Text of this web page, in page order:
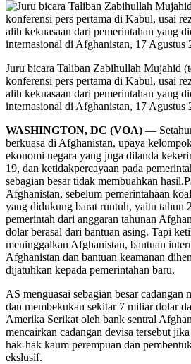
Juru bicara Taliban Zabihullah Mujahid
konferensi pers pertama di Kabul, usai
alih kekuasaan dari pemerintahan yang
internasional di Afghanistan, 17 Agustus
WASHINGTON, DC (VOA) —
berkuasa di Afghanistan, upaya
ekonomi negara yang juga dilanda
19, dan ketidakpercayaan pada
sebagian besar tidak membuahkan
Afghanistan, sebelum pemerintahaan
yang didukung barat runtuh, yaitu tahun
pemerintah dari anggaran tahunan
dolar berasal dari bantuan asing. Tapi
meninggalkan Afghanistan, bantuan
Afghanistan dan bantuan keamanan
dijatuhkan kepada pemerintahan baru.
AS menguasai sebagian besar cadangan
dan membekukan sekitar 7 miliar dolar
Amerika Serikat oleh bank sentral
mencairkan cadangan devisa tersebut
hak-hak kaum perempuan dan
ekslusif.